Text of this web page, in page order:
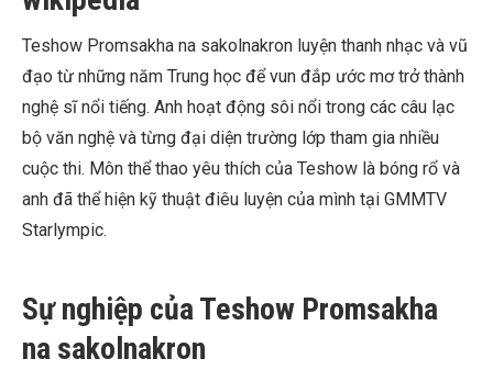
Teshow Promsakha na sakolnakron luyện thanh nhạc và vũ
đạo từ những năm Trung học để vun đắp ước mơ trở thành
nghệ sĩ nổi tiếng. Anh hoạt động sôi nổi trong các câu lạc
bộ văn nghệ và từng đại diện trường lớp tham gia nhiều
cuộc thi. Môn thể thao yêu thích của Teshow là bóng rổ và
anh đã thể hiện kỹ thuật điêu luyện của mình tại GMMTV
Starlympic.
Sự nghiệp của Teshow Promsakha
na sakolnakron